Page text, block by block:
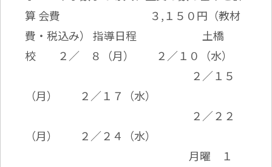
算 会費 ３,１５０円（教材
費・税込み） 指導日程 土橋
校 ２／ ８（月） ２／１０（水）
２／１５
（月） ２／１７（水）
２／２２
（月） ２／２４（水）
月曜 １